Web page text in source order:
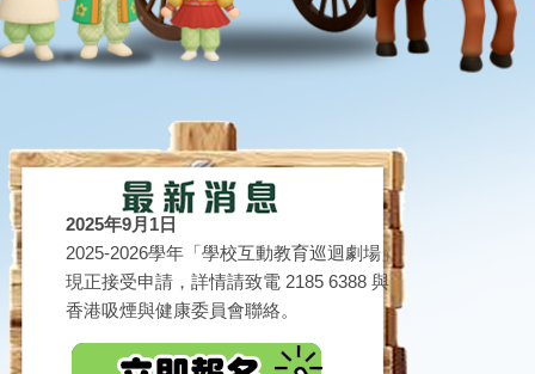
2025年9月1日
2025-2026學年「學校互動教育巡迴劇場」
現正接受申請，詳情請致電 2185 6388 與
香港吸煙與健康委員會聯絡。